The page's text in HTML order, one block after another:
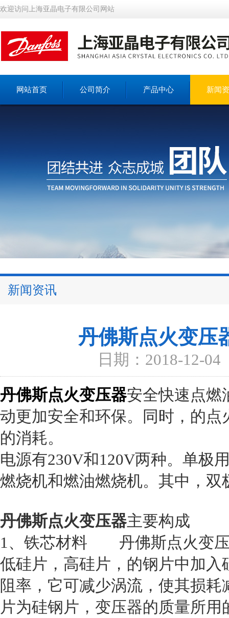
欢迎访问上海亚晶电子有限公司网站
网站首页 公司简介 产品中心 新闻
新闻资讯
丹佛斯点火变压
日期：2018-12-04
丹佛斯点火变压器安全快速点燃
动更加安全和环保。同时，的
的消耗。
电源有230V和120V两种。单极
燃烧机和燃油燃烧机。其中，
丹佛斯点火变压器主要构成
1、铁芯材料 丹佛斯点火变压
低硅片，高硅片，的钢片中加
阻率，它可减少涡流，使其损
片为硅钢片，变压器的质量所